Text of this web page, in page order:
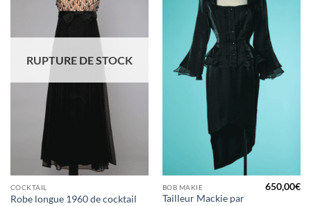
RUPTURE DE STOCK
COCKTAIL
Robe longue 1960 de cocktail
BOB MAKIE
Tailleur Mackie par
650,00€